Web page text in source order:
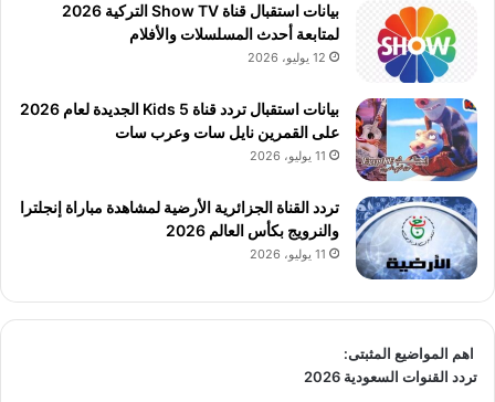
بيانات استقبال قناة Show TV التركية 2026
لمتابعة أحدث المسلسلات والأفلام
12 يوليو، 2026
بيانات استقبال تردد قناة 5 Kids الجديدة لعام 2026
على القمرين نايل سات وعرب سات
11 يوليو، 2026
تردد القناة الجزائرية الأرضية لمشاهدة مباراة إنجلترا
والنرويج بكأس العالم 2026
11 يوليو، 2026
اهم المواضيع المثبتى:
تردد القنوات السعودية 2026